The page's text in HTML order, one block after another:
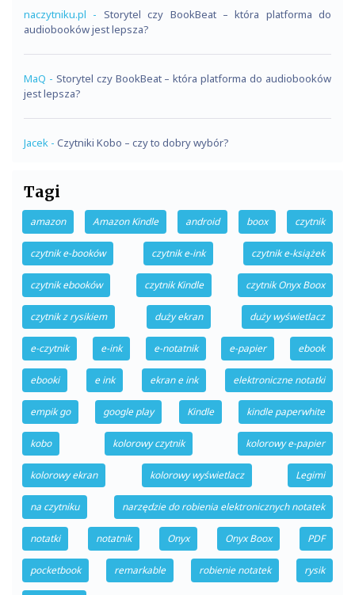
naczytniku.pl - Storytel czy BookBeat – która platforma do
audiobooków jest lepsza?
MaQ - Storytel czy BookBeat – która platforma do audiobooków
jest lepsza?
Jacek - Czytniki Kobo – czy to dobry wybór?
Tagi
amazon Amazon Kindle android boox czytnik
czytnik e-booków czytnik e-ink czytnik e-książek
czytnik ebooków czytnik Kindle czytnik Onyx Boox
czytnik z rysikiem duży ekran duży wyświetlacz
e-czytnik e-ink e-notatnik e-papier ebook
ebooki e ink ekran e ink elektroniczne notatki
empik go google play Kindle kindle paperwhite
kobo kolorowy czytnik kolorowy e-papier
kolorowy ekran kolorowy wyświetlacz Legimi
na czytniku narzędzie do robienia elektronicznych notatek
notatki notatnik Onyx Onyx Boox PDF
pocketbook remarkable robienie notatek rysik